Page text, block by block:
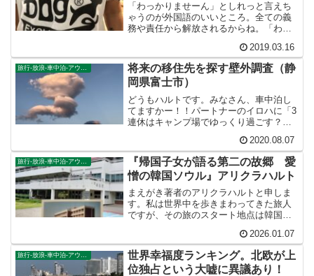
「わっかりませーん」としれっと言えち
ゃうのが外国語のいいところ。全ての義
務や責任から解放されるからね。「わっ
てくる。意味は重たい。意味は面倒くさ
い。意味は、うざったい。わからなけれ
ば、楽になれる。
2019.03.16
旅行-放浪-車中泊-アウトドア
将来の移住先を探す壁外調査（静
岡県富士市）
どうもハルトです。みなさん、車中泊し
てますかー！！パートナーのイロハに「3
連休はキャンプ場でゆっくり過ごす？」
言って断りました。将来の移住先を探す
ためです。私はしがらみのない生き方を
心掛けているので、退職...
2020.08.07
『帰国子女が語る第二の故郷 愛
憎の韓国ソウル』アリクラハルト
まえがき著者のアリクラハルトと申しま
す。私は世界中を歩きまわってきた旅人
ですが、その旅のスタート地点は韓国ソ
しては生きていけない人間です。なぜな
らソウル日本人学校出身の帰国子女だか
らです。いちばん大切で多...
2026.01.07
世界幸福度ランキング。北欧が上
位独占という大嘘に異議あり！